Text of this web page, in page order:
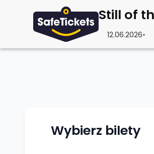
12.06.2026•
Wybierz bilety